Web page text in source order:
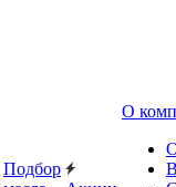
Подбор
О